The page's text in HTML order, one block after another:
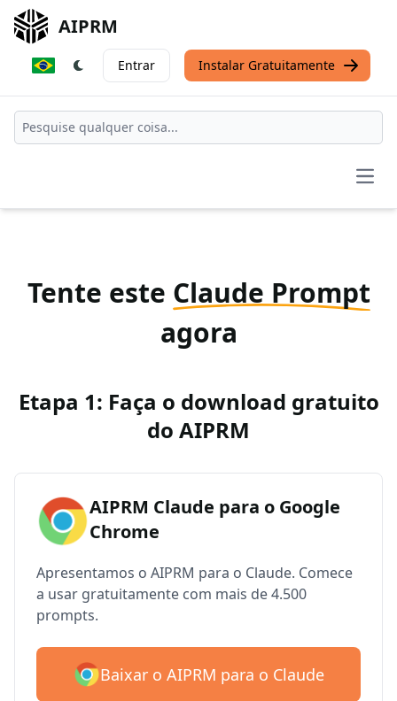
AIPRM
Entrar Instalar Gratuitamente
Tente este Claude Prompt
agora
Etapa 1: Faça o download gratuito
do AIPRM
AIPRM Claude para o Google
Chrome
Apresentamos o AIPRM para o Claude. Comece
a usar gratuitamente com mais de 4.500
prompts.
Baixar o AIPRM para o Claude